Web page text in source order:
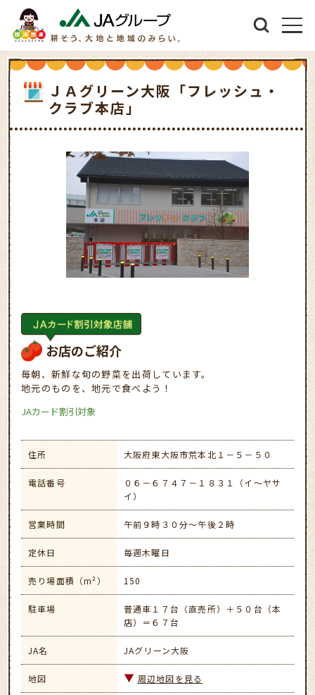
ＪＡグリーン大阪「フレッシュ・
クラブ本店」
お店のご紹介
毎朝、新鮮な旬の野菜を出荷しています。
地元のものを、地元で食べよう！
JAカード割引対象
住所 大阪府東大阪市荒本北１－５－５０
電話番号
０６－６７４７－１８３１（イ～ヤサ
イ）
営業時間 午前９時３０分～午後２時
定休日 毎週木曜日
売り場面積（m²） 150
駐車場
普通車１７台（直売所）＋５０台（本
店）＝６７台
JA名 JAグリーン大阪
地図 周辺地図を見る